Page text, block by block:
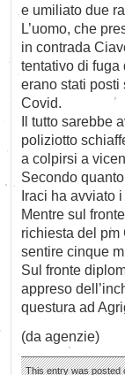
e umiliato due
L’uomo, che
in contrada
tentativo di fuga
erano stati posti
Covid.
Il tutto sarebbe
poliziotto
a colpirsi a
Secondo
Iraci ha avviato
Mentre sul
richiesta del pm
sentire cinque
Sul fronte
appreso
questura ad
(da agenzie)
This entry was posted